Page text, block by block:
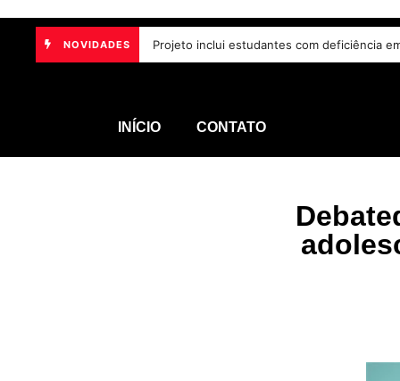
NOVIDADES Projeto inclui estudantes com
Lei aumenta penas para violência sexual
INÍCIO CONTATO